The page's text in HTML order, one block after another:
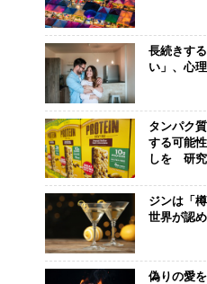
長続きす
い」、心
タンパク
する可能
しを 研究
ジンは「
世界が認
偽りの愛